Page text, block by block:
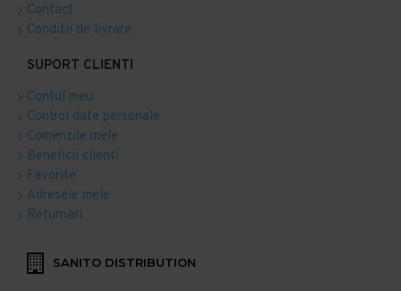
Contact
Conditii de livrare
SUPORT CLIENTI
Contul meu
Control date personale
Comenzile mele
Beneficii clienti
Favorite
Adresele mele
Returnari
SANITO DISTRIBUTION